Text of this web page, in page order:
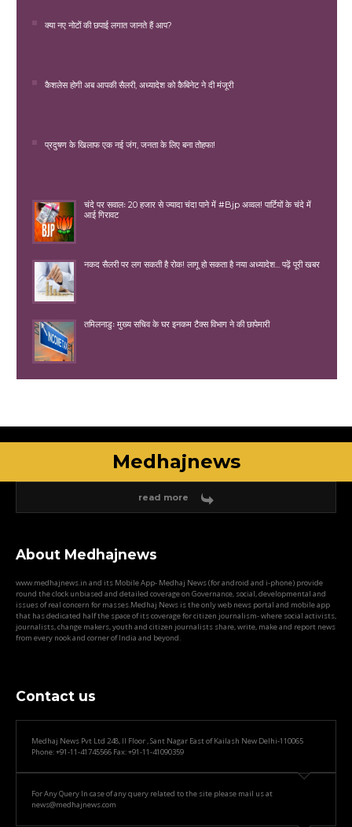
क्या नए नोटों की छपाई लगात जानते हैं आप?
कैशलेस होगी अब आपकी सैलरी, अध्यादेश को कैबिनेट ने दी मंजूरी
प्रदुषण के खिलाफ एक नई जंग, जनता के लिए बना तोहफा!
चंदे पर सवालः 20 हजार से ज्यादा चंदा पाने में #Bjp अव्वल! पार्टियों के चंदे में
आई गिरावट
नकद सैलरी पर लग सकती है रोक! लागू हो सकता है नया अध्यादेश... पढ़ें पूरी खबर
तमिलनाडुः मुख्य सचिव के घर इनकम टैक्स विभाग ने की छापेमारी
Medhajnews
read more
About Medhajnews
www.medhajnews.in and its Mobile App- Medhaj News (for android and i-phone) provide
round the clock unbiased and detailed coverage on Governance, social, developmental and
issues of real concern for masses.Medhaj News is the only web news portal and mobile app
that has dedicated half the space of its coverage for citizen journalism- where social activists,
journalists, change makers, youth and citizen journalists share, write, make and report news
from every nook and corner of India and beyond.
Contact us
Medhaj News Pvt Ltd 248, II Floor , Sant Nagar East of Kailash New Delhi-110065
Phone: +91-11-41745566 Fax: +91-11-41090359
For Any Query In case of any query related to the site please mail us at
news@medhajnews.com